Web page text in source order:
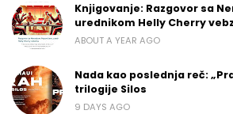
Knjigovanje: Razgovor sa
urednikom Helly Cherry
ABOUT A YEAR AGO
Nada kao poslednja reč:
trilogije Silos
9 DAYS AGO